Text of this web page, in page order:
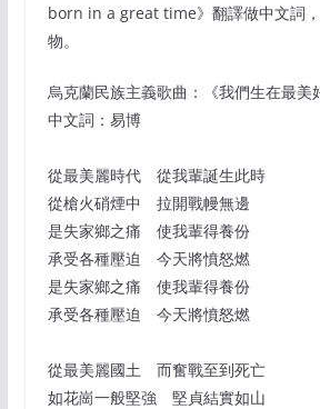
born in a great time》翻譯做中文詞
物。
烏克蘭民族主義歌曲：《我們生在最美
中文詞：易博
從最美麗時代 從我輩誕生此時
從槍火硝煙中 拉開戰幔無邊
是失家鄉之痛 使我輩得養份
承受各種壓迫 今天將憤怒燃
是失家鄉之痛 使我輩得養份
承受各種壓迫 今天將憤怒燃
從最美麗國土 而奮戰至到死亡
如花崗一般堅強 堅貞結實如山